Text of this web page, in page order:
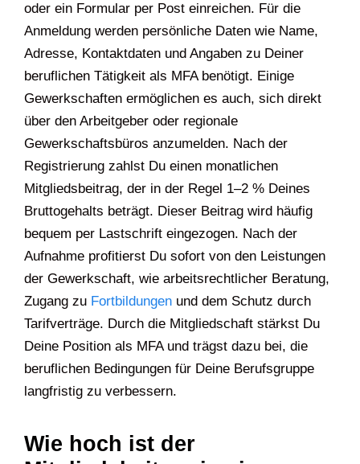
oder ein Formular per Post einreichen. Für die
Anmeldung werden persönliche Daten wie Name,
Adresse, Kontaktdaten und Angaben zu Deiner
beruflichen Tätigkeit als MFA benötigt. Einige
Gewerkschaften ermöglichen es auch, sich direkt
über den Arbeitgeber oder regionale
Gewerkschaftsbüros anzumelden. Nach der
Registrierung zahlst Du einen monatlichen
Mitgliedsbeitrag, der in der Regel 1–2 % Deines
Bruttogehalts beträgt. Dieser Beitrag wird häufig
bequem per Lastschrift eingezogen. Nach der
Aufnahme profitierst Du sofort von den Leistungen
der Gewerkschaft, wie arbeitsrechtlicher Beratung,
Zugang zu Fortbildungen und dem Schutz durch
Tarifverträge. Durch die Mitgliedschaft stärkst Du
Deine Position als MFA und trägst dazu bei, die
beruflichen Bedingungen für Deine Berufsgruppe
langfristig zu verbessern.
Wie hoch ist der